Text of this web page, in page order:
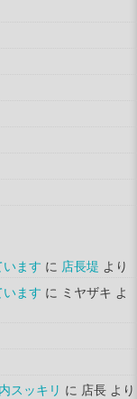
ます に 店長堤 より
ます に ミヤザキ よ
スッキリ に 店長 より